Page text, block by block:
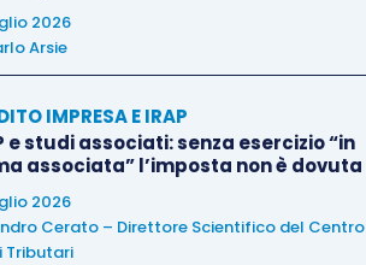
2026
Arsie
IMPRESA E IRAP
e studi associati: senza esercizio “in
associata” l’imposta non è dovuta
2026
Cerato – Direttore Scientifico del Centro
Tributari